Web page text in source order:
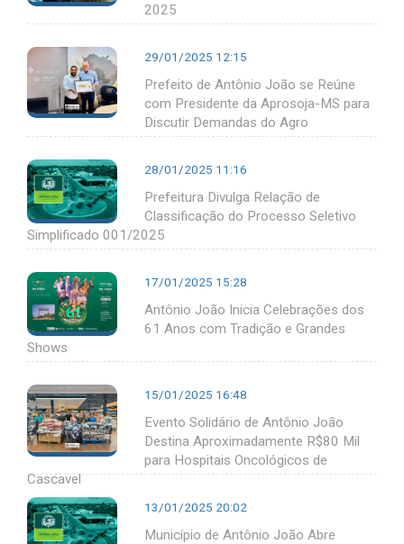
2025
29/01/2025 12:15
Prefeito de Antônio João se Reúne
com Presidente da Aprosoja-MS para
Discutir Demandas do Agro
28/01/2025 11:16
Prefeitura Divulga Relação de
Classificação do Processo Seletivo
Simplificado 001/2025
17/01/2025 15:28
Antônio João Inicia Celebrações dos
61 Anos com Tradição e Grandes
Shows
15/01/2025 16:48
Evento Solidário de Antônio João
Destina Aproximadamente R$80 Mil
para Hospitais Oncológicos de
Cascavel
13/01/2025 20:02
Município de Antônio João Abre